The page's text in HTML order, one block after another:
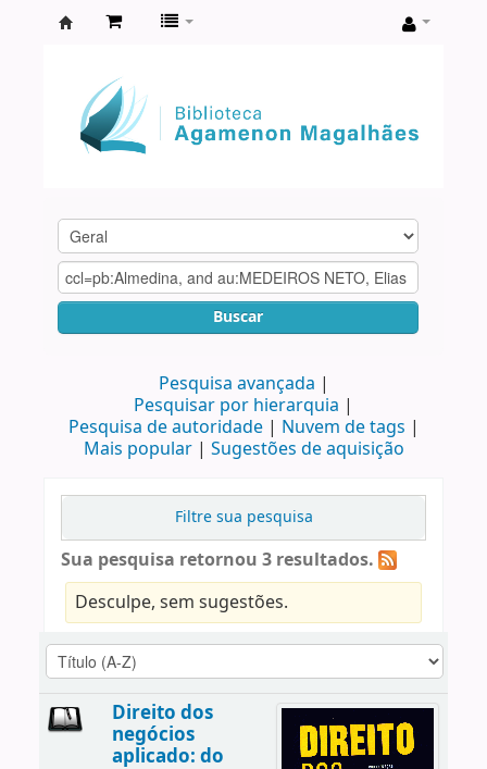
Agamenon
Magalhães
Buscar
Pesquisa avançada
Pesquisar por hierarquia
Pesquisa de autoridade
Nuvem de tags
Mais popular
Sugestões de aquisição
Filtre sua pesquisa
Sua pesquisa retornou 3 resultados.
Desculpe, sem sugestões.
Direito dos
negócios
aplicado: do